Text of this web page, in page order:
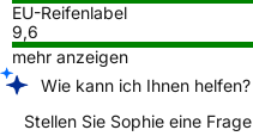
EU-Reifenlabel
9,6
mehr anzeigen
Wie kann ich Ihnen helfen?
Stellen Sie Sophie eine Frage